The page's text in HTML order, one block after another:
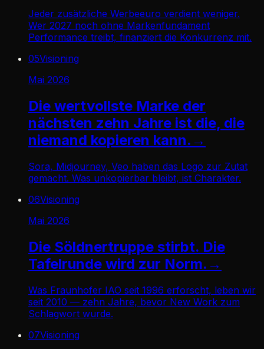
Jeder zusätzliche Werbeeuro verdient weniger.
Wer 2027 noch ohne Markenfundament
Performance treibt, finanziert die Konkurrenz mit.
05Visioning
Mai 2026
Die wertvollste Marke der
nächsten zehn Jahre ist die, die
niemand kopieren kann. →
Sora, Midjourney, Veo haben das Logo zur Zutat
gemacht. Was unkopierbar bleibt, ist Charakter.
06Visioning
Mai 2026
Die Söldnertruppe stirbt. Die
Tafelrunde wird zur Norm. →
Was Fraunhofer IAO seit 1996 erforscht, leben wir
seit 2010 — zehn Jahre, bevor New Work zum
Schlagwort wurde.
07Visioning